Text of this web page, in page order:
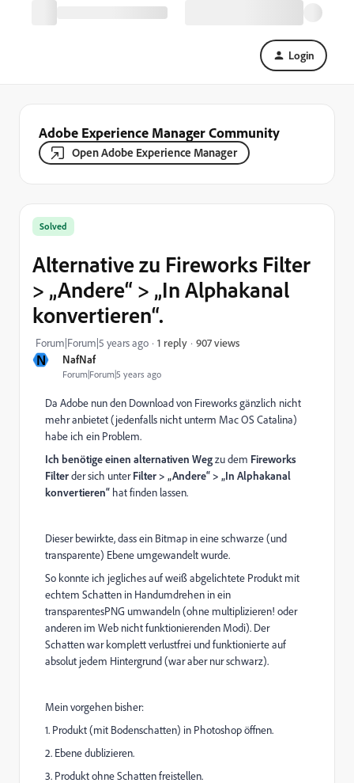
Login
Adobe Experience Manager Community
Open Adobe Experience Manager
N NafNaf
Forum|Forum|5 years ago
Solved
Alternative zu Fireworks Filter
> „Andere“ > „In Alphakanal
konvertieren“.
Forum|Forum|5 years ago 1 reply 907 views
Da Adobe nun den Download von Fireworks gänzlich nicht
mehr anbietet (jedenfalls nicht unterm Mac OS Catalina)
habe ich ein Problem.
Ich benötige einen alternativen Wegzu dem Fireworks
Filterder sich unterFilter > „Andere“ > „In Alphakanal
konvertieren“ hat finden lassen.
Dieser bewirkte, dass ein Bitmap in eine schwarze (und
transparente) Ebene umgewandelt wurde.
So konnte ich jegliches auf weiß abgelichtete Produkt mit
echtem Schatten in Handumdrehen in ein
transparentesPNG umwandeln (ohne multiplizieren! oder
anderen im Web nicht funktionierenden Modi). Der
Schatten war komplett verlustfrei und funktionierte auf
absolut jedem Hintergrund (war aber nur schwarz).
Mein vorgehen bisher:
1. Produkt (mit Bodenschatten) in Photoshop öffnen.
2. Ebene dublizieren.
3. Produkt ohne Schatten freistellen.